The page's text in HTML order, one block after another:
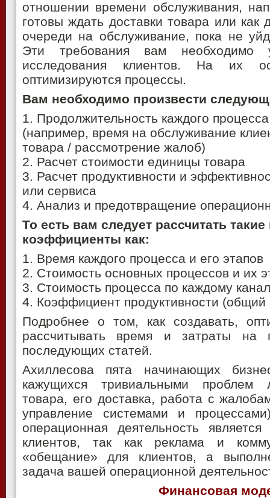
отношении времени обслуживания,
готовы ждать доставки товара или как
очереди на обслуживание, пока не
Эти требования вам
исследования клиентов. На их
оптимизируются процессы.
Вам необходимо произвести
1. Продолжительность каждого
(например, время на обслуживание
товара / рассмотрение жалоб)
2. Расчет стоимости единицы товара
3. Расчет продуктивности и
или сервиса
4. Анализ и предотвращение
То есть вам следует рассчитать
коэффициенты как:
1. Время каждого процесса и его этапов
2. Стоимость основных процессов и их
3. Стоимость процесса по каждому
4. Коэффициент продуктивности (общий
Подробнее о том, как создавать,
рассчитывать время и затраты на
последующих статей.
Ахиллесова пята начинающих
кажущихся тривиальными проблем
товара, его доставка, работа с
управление системами и
операционная деятельность
клиентов, так как реклама и
«обещание» для клиентов, а
задача вашей операционной
Финансовая